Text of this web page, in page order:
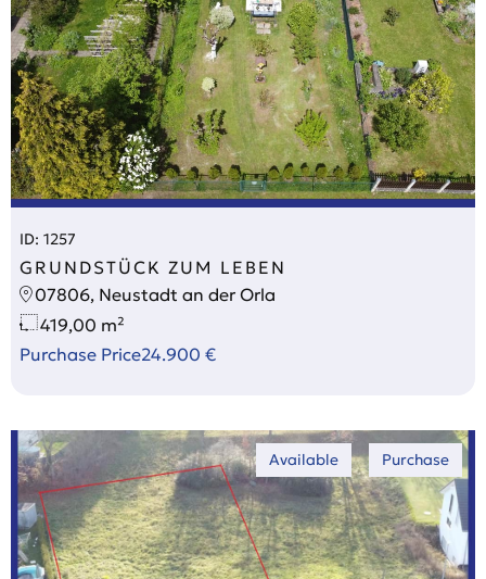
ID: 1257
GRUNDSTÜCK ZUM LEBEN
07806, Neustadt an der Orla
419,00 m²
Purchase Price24.900 €
Available Purchase